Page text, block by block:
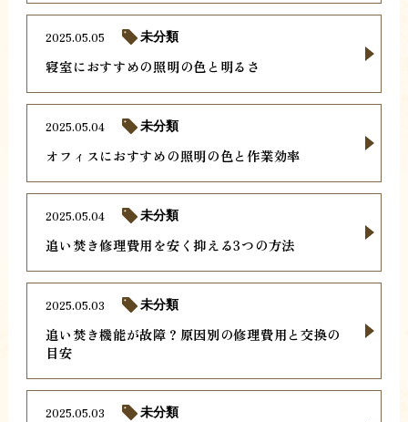
寝室におすすめの照明の色と明るさ
2025.05.05 未分類
オフィスにおすすめの照明の色と作業効率
2025.05.04 未分類
追い焚き修理費用を安く抑える3つの方法
2025.05.04 未分類
追い焚き機能が故障？原因別の修理費用と交換の
目安
2025.05.03 未分類
2025.05.03 未分類